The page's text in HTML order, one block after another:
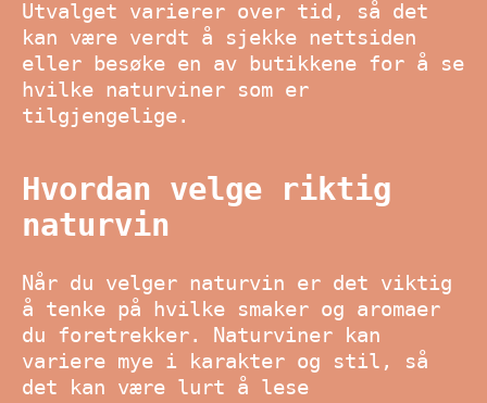
Utvalget varierer over tid, så det
kan være verdt å sjekke nettsiden
eller besøke en av butikkene for å se
hvilke naturviner som er
tilgjengelige.
Hvordan velge riktig
naturvin
Når du velger naturvin er det viktig
å tenke på hvilke smaker og aromaer
du foretrekker. Naturviner kan
variere mye i karakter og stil, så
det kan være lurt å lese